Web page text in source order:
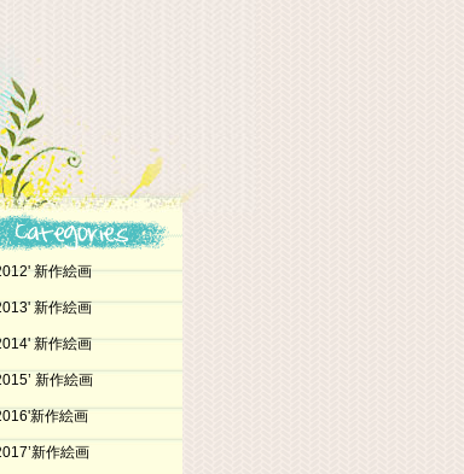
新作絵画
新作絵画
新作絵画
新作絵画
新作絵画
新作絵画